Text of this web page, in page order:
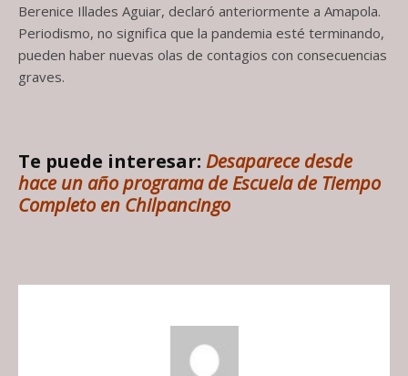
Berenice Illades Aguiar, declaró anteriormente a Amapola.
Periodismo, no significa que la pandemia esté terminando,
pueden haber nuevas olas de contagios con consecuencias
graves.
Te puede interesar: Desaparece desde
hace un año programa de Escuela de Tiempo
Completo en Chilpancingo